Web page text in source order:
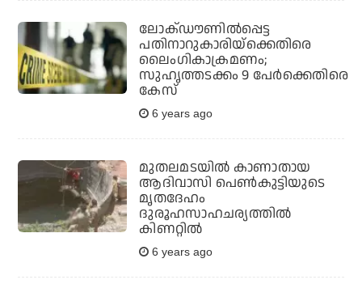
ലോക്ഡൗണില്‍പ്പെട്ട
പതിനാറുകാരിയ്‌ക്കെതിരെ
ലൈംഗികാക്രമണം;
സുഹൃത്തടക്കം 9 പേര്‍ക്കെതിരെ
കേസ്
6 years ago
മുതലമടയില്‍ കാണാതായ
ആദിവാസി പെണ്‍കുട്ടിയുടെ
മൃതദേഹം
ദുരൂഹസാഹചര്യത്തില്‍
കിണറ്റില്‍
6 years ago